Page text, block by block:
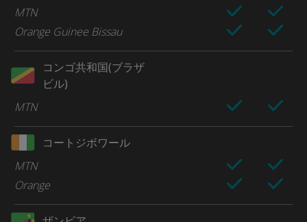
MTN
Orange Guinee Bissau
コンゴ共和国(ブラザ
ビル)
MTN
コートジボワール
MTN
Orange